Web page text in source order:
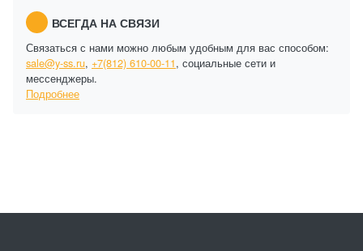
ВСЕГДА НА СВЯЗИ
Связаться с нами можно любым удобным для вас способом:
sale@y-ss.ru, +7(812) 610-00-11, социальные сети и
мессенджеры.
Подробнее